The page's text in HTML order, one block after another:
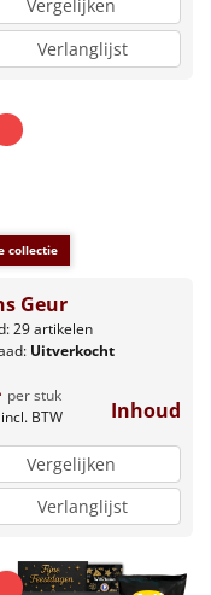
Vergelijken
Verlanglijst
collectie
Geur
29 artikelen
Uitverkocht
per stuk
incl. BTW Inhoud
Vergelijken
Verlanglijst